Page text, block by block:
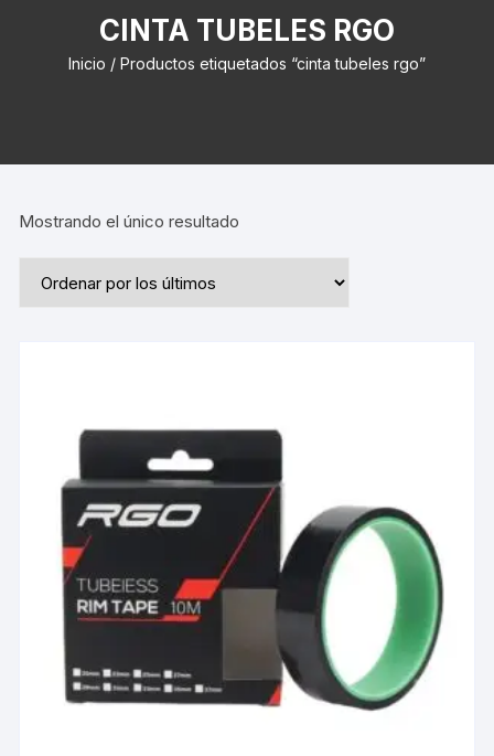
CINTA TUBELES RGO
Inicio / Productos etiquetados “cinta tubeles rgo”
Mostrando el único resultado